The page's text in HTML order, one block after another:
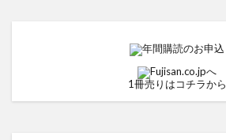
1冊売りはコチラから